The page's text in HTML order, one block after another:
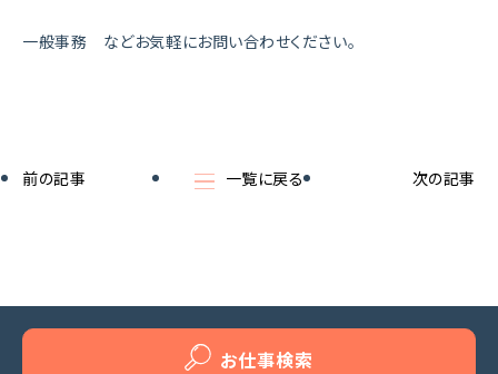
一般事務 などお気軽にお問い合わせください。
前の記事 一覧に戻る 次の記事
お仕事検索